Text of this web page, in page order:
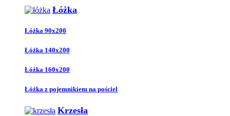
Łóżka
Łóżka 90x200
Łóżka 140x200
Łóżka 160x200
Łóżka z pojemnikiem na pościel
Krzesła